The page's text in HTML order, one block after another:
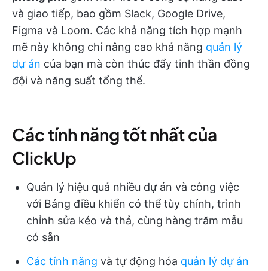
và giao tiếp, bao gồm Slack, Google Drive,
Figma và Loom. Các khả năng tích hợp mạnh
mẽ này không chỉ nâng cao khả năng quản lý
dự án của bạn mà còn thúc đẩy tinh thần đồng
đội và năng suất tổng thể.
Các tính năng tốt nhất của
ClickUp
Quản lý hiệu quả nhiều dự án và công việc
với Bảng điều khiển có thể tùy chỉnh, trình
chỉnh sửa kéo và thả, cùng hàng trăm mẫu
có sẵn
Các tính năng và tự động hóa quản lý dự án